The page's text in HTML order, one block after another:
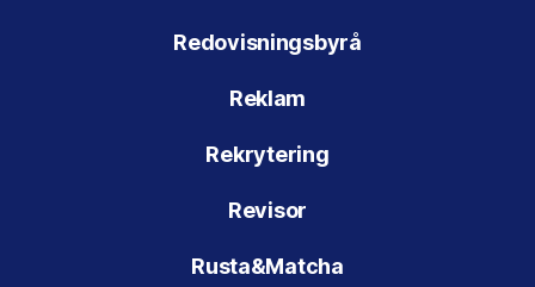
Redovisningsbyrå
Reklam
Rekrytering
Revisor
Rusta&Matcha